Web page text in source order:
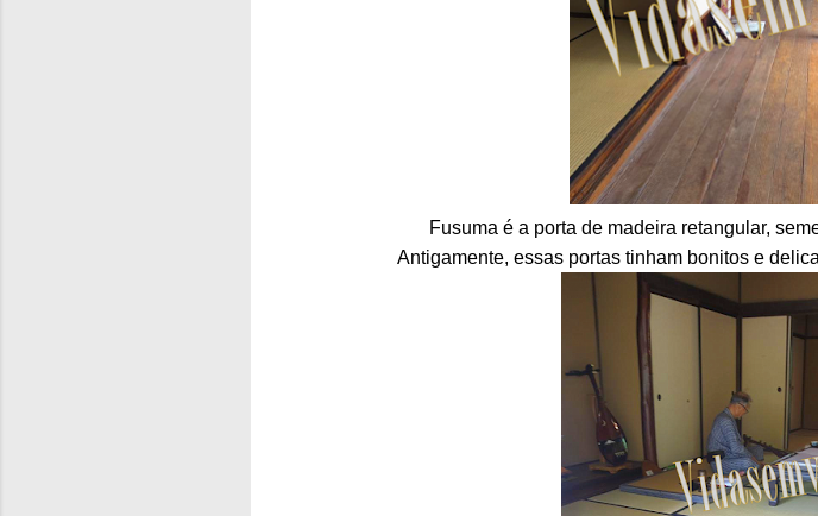
Fusuma é a porta de madeira retangular,
Antigamente, essas portas tinham bonitos e